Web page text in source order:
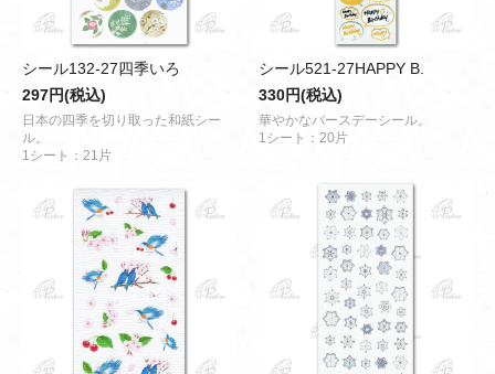
シール132-27四季いろ
297円(税込)
日本の四季を切り取った和紙シー
ル。
1シート：21片
シール521-27HAPPY B.
330円(税込)
華やかなバースデーシール。
1シート：20片